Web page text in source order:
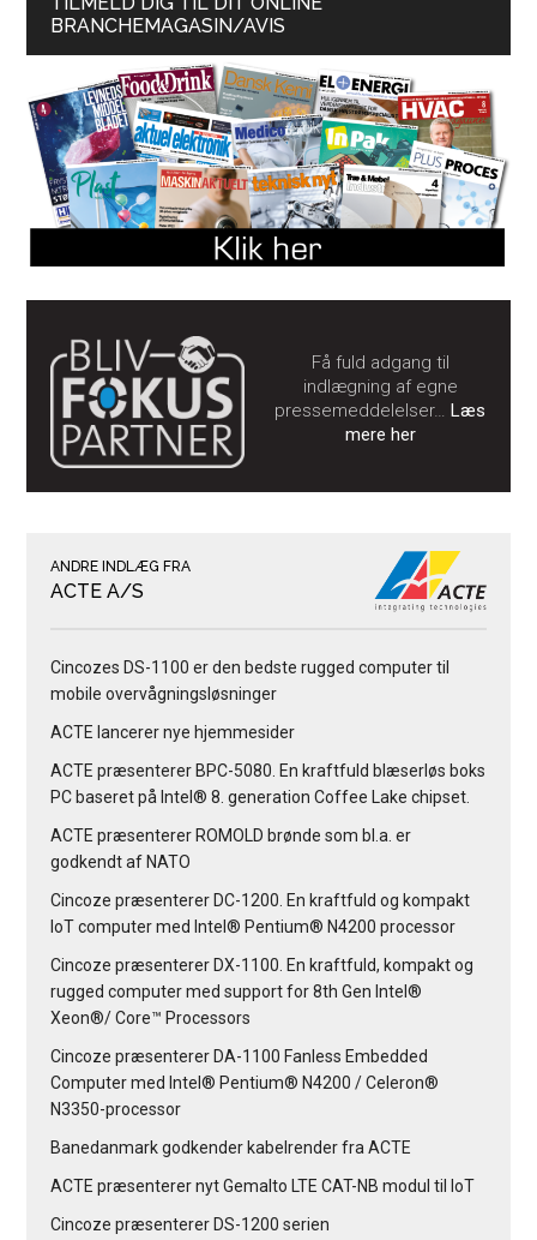
BRANCHEMAGASIN/AVIS
Få fuld adgang til
indlægning af egne
pressemeddelelser…Læs
mere her
ANDRE INDLÆG FRA
ACTE A/S
Cincozes DS-1100 er den bedste rugged computer til
mobile overvågningsløsninger
ACTE lancerer nye hjemmesider
ACTE præsenterer BPC-5080. En kraftfuld blæserløs boks
PC baseret på Intel® 8. generation Coffee Lake chipset.
ACTE præsenterer ROMOLD brønde som bl.a. er
godkendt af NATO
Cincoze præsenterer DC-1200. En kraftfuld og kompakt
IoT computer med Intel® Pentium® N4200 processor
Cincoze præsenterer DX-1100. En kraftfuld, kompakt og
rugged computer med support for 8th Gen Intel®
Xeon®/ Core™ Processors
Cincoze præsenterer DA-1100 Fanless Embedded
Computer med Intel® Pentium® N4200 / Celeron®
N3350-processor
Banedanmark godkender kabelrender fra ACTE
ACTE præsenterer nyt Gemalto LTE CAT-NB modul til IoT
Cincoze præsenterer DS-1200 serien